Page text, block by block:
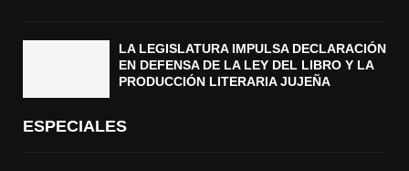
LA LEGISLATURA IMPULSA DECLARACIÓN
EN DEFENSA DE LA LEY DEL LIBRO Y LA
PRODUCCIÓN LITERARIA JUJEÑA
ESPECIALES